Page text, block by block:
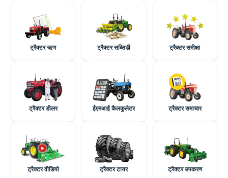
ट्रैक्टर ऋण ट्रैक्टर सब्सिडी ट्रैक्टर समीक्षा
ट्रैक्टर डीलर ईएमआई कैलकुलेटर ट्रैक्टर समाचार
ट्रैक्टर वीडियो ट्रैक्टर टायर ट्रैक्टर उपकरण